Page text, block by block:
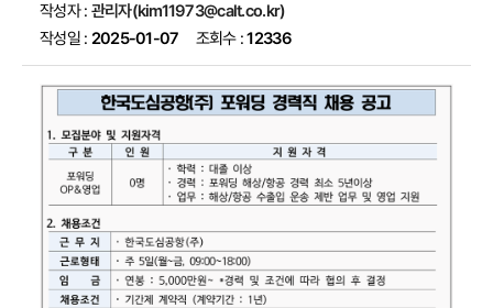
작성자 : 관리자(kim11973@calt.co.kr)
작성일 : 2025-01-07 조회수 :12336